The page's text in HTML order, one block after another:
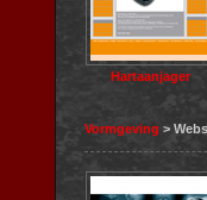
Hartaanjager
Vormgeving >